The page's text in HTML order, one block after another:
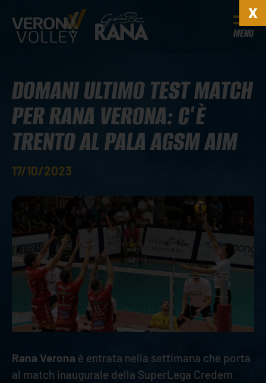
MENU
DOMANI ULTIMO TEST MATCH
PER RANA VERONA: C'È
TRENTO AL PALA AGSM AIM
17/10/2023
Rana Verona è entrata nella settimana che porta
al match inaugurale della SuperLega Credem